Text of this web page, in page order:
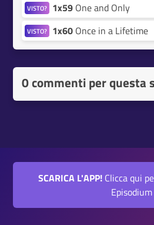
VISTO? 1x59 One and Only
VISTO? 1x60 Once in a Lifetime
0 commenti per questa
SCARICA L'APP!Clicca qui
Episodium